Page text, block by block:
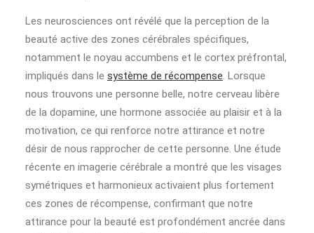
Les neurosciences ont révélé que la perception de la
beauté active des zones cérébrales spécifiques,
notamment le noyau accumbens et le cortex préfrontal,
impliqués dans le système de récompense. Lorsque
nous trouvons une personne belle, notre cerveau libère
de la dopamine, une hormone associée au plaisir et à la
motivation, ce qui renforce notre attirance et notre
désir de nous rapprocher de cette personne. Une étude
récente en imagerie cérébrale a montré que les visages
symétriques et harmonieux activaient plus fortement
ces zones de récompense, confirmant que notre
attirance pour la beauté est profondément ancrée dans